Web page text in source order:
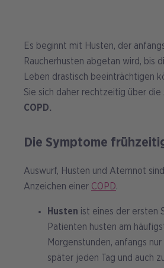
Es beginnt mit Husten, der
Raucherhusten abgetan wird, bis
Leben drastisch beeinträchtigen
Sie sich daher rechtzeitig über die
COPD.
Die Symptome
Auswurf, Husten und Atemnot
Anzeichen einer COPD.
Husten ist eines der ersten
Patienten husten am
Morgenstunden, anfangs
später jeden Tag und auch